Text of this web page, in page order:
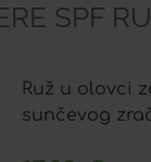
SPF
Ruž u olovci
sunčevog